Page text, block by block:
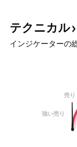
テクニカル
インジケーターの
売り
強い売り